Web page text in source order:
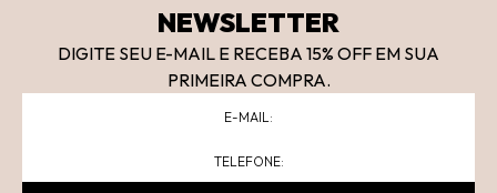
NEWSLETTER
DIGITE SEU E-MAIL E RECEBA 15% OFF EM SUA
PRIMEIRA COMPRA.